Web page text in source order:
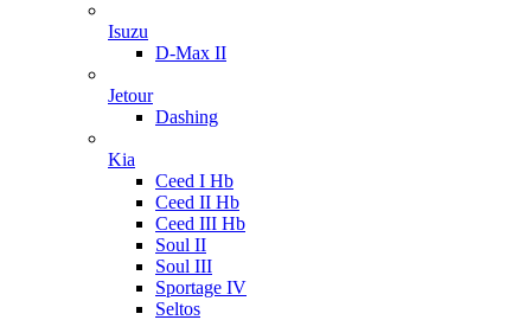
Isuzu
D-Max II
Jetour
Dashing
Kia
Ceed I Hb
Ceed II Hb
Ceed III Hb
Soul II
Soul III
Sportage IV
Seltos